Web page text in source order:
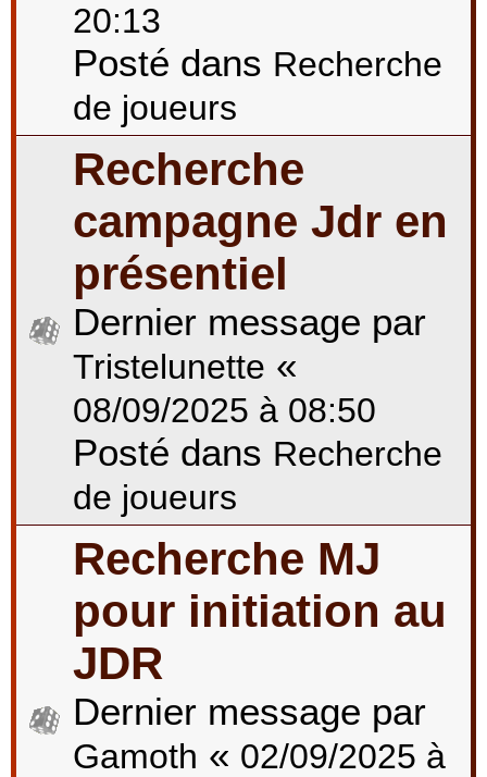
20:13
Posté dans Recherche
de joueurs
Recherche
campagne Jdr en
présentiel
Dernier message par
Tristelunette «
08/09/2025 à 08:50
Posté dans Recherche
de joueurs
Recherche MJ
pour initiation au
JDR
Dernier message par
Gamoth « 02/09/2025 à